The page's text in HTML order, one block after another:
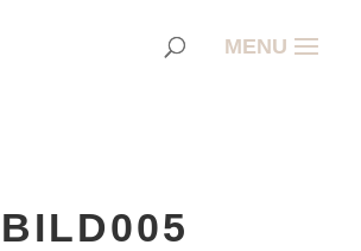
BILD005